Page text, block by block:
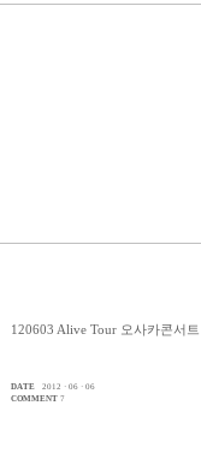
120603 Alive Tour 오사카콘서
DATE
2012 · 06 · 06
COMMENT 7